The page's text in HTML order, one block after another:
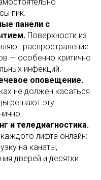
пик.
панели с
Поверхности из
распространение
— особенно критично
инфекций.
оповещение.
не должен касаться
решают эту
и теледиагностика.
лифта онлайн:
на канаты,
дверей и десятки